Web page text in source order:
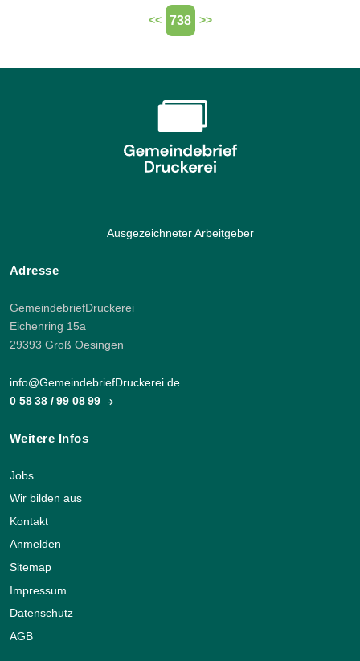
<< 738 >>
Ausgezeichneter Arbeitgeber
Adresse
GemeindebriefDruckerei
Eichenring 15a
29393 Groß Oesingen
info@GemeindebriefDruckerei.de
0 58 38 / 99 08 99
Weitere Infos
Jobs
Wir bilden aus
Kontakt
Anmelden
Sitemap
Impressum
Datenschutz
AGB